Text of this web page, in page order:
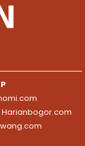
Harianbogor.com